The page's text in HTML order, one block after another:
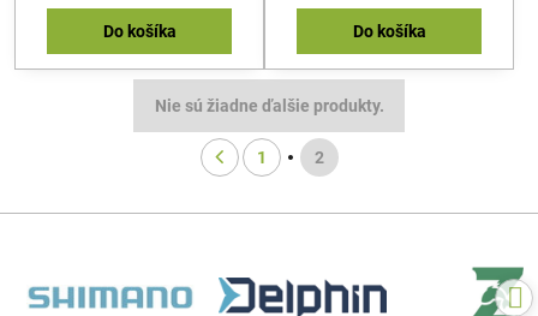
Do košíka Do košíka
Nie sú žiadne ďalšie produkty.
1 2